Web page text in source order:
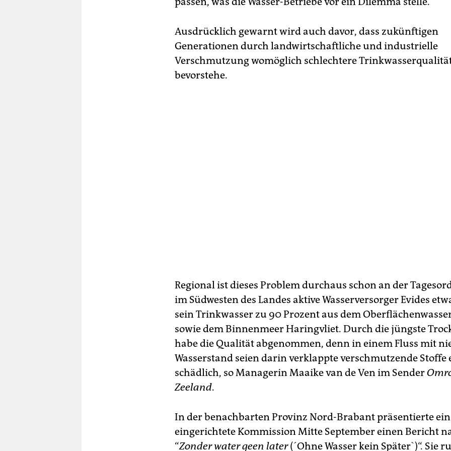
Ausdrücklich gewarnt wird auch davor, dass zukünftigen
Generationen durch landwirtschaftliche und industrielle
Verschmutzung womöglich schlechtere
bevorstehe.
Regional ist dieses Problem durchaus schon an der
im Südwesten des Landes aktive Wasserversorger Evides
sein Trinkwasser zu 90 Prozent aus dem
sowie dem Binnenmeer Haringvliet. Durch die jüngste
habe die Qualität abgenommen, denn in einem Fluss mit
Wasserstand seien darin verklappte verschmutzende Stoffe
schädlich, so Managerin Maaike van de Ven im Sender
Zeeland.
In der benachbarten Provinz Nord-Brabant präsentierte
eingerichtete Kommission Mitte September einen Bericht
“Zonder water geen later(´Ohne Wasser kein Später`)“. Sie